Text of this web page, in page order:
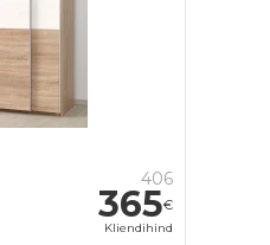
406
365€
Kliendihind